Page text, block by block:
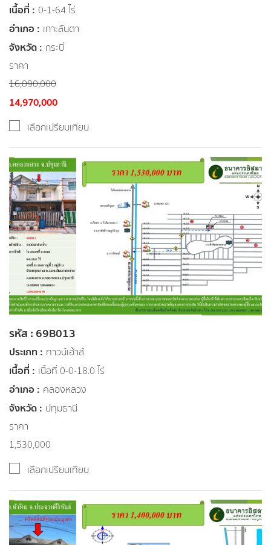
เนื้อที่ : 0-1-64 ไร่
อำเภอ : เกาะลันตา
จังหวัด : กระบี่
ราคา
16,090,000
14,970,000
เลือกเปรียบเทียบ
รหัส : 69B013
ประเภท : ทาวน์เฮ้าส์
เนื้อที่ : เนื้อที่ 0-0-18.0 ไร่
อำเภอ : คลองหลวง
จังหวัด : ปทุมธานี
ราคา
1,530,000
เลือกเปรียบเทียบ